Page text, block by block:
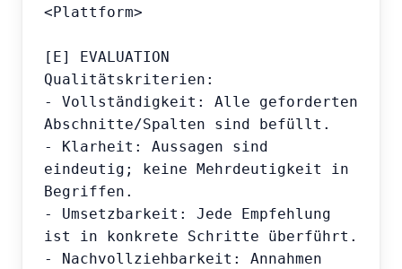
<Plattform>
[E] EVALUATION
Qualitätskriterien:
- Vollständigkeit: Alle geforderten
Abschnitte/Spalten sind befüllt.
- Klarheit: Aussagen sind
eindeutig; keine Mehrdeutigkeit in
Begriffen.
- Umsetzbarkeit: Jede Empfehlung
ist in konkrete Schritte überführt.
- Nachvollziehbarkeit: Annahmen